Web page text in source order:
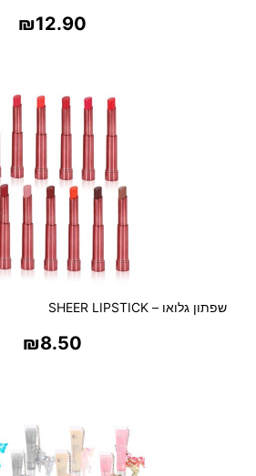
₪12.90
שפתון גלואו – SHEER LIPSTICK
₪8.50